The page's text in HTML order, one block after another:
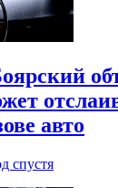
авто
спустя